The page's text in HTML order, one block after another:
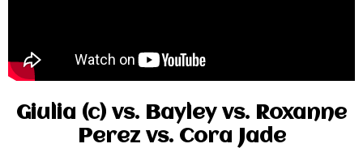
Giulia (c) vs. Bayley vs. Roxanne
Perez vs. Cora Jade